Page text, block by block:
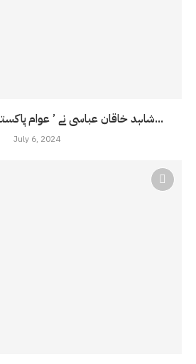
شاہد خاقان عباسی نے ’ عوام پاکستان پارٹی ‘ کی بنیاد رکھ...
July 6, 2024